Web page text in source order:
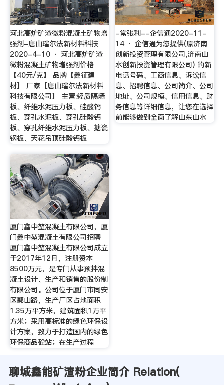
河北高炉矿渣微粉混凝土矿物增
强剂-唐山瑞尔法新材料科技
2020-4-10 · 河北高炉矿渣
微粉混凝土矿物增强剂价格
【40元/克】 品牌【鑫征建
材】 厂家【唐山瑞尔法新材料
科技有限公司】 主营:轻质隔墙
板、纤维水泥压力板、硅酸钙
板、穿孔水泥板、穿孔硅酸钙
板、穿孔纤维水泥压力板、搪瓷
钢板、天花吊顶硅酸钙板
-常张利--企信通2020-11-
14 · 企信通为您提供(原济南
创新投资管理有限公司,济南山
水创新投资管理有限公司) 的新
电话号码、工商信息、诉讼信
息、招聘信息、公司简介、公司
地址、公司规模、信用信息、财
务信息等详细信息，让您在选择
前能够做到全面了解山东山水
厦门鑫中堃混凝土有限公司，厦
门鑫中堃混凝土有限公司招聘
厦门鑫中堃混凝土有限公司成立
于2017年12月，注册资本
8500万元，是专门从事预拌混
凝土设计、生产和销售的股份制
有限公司。公司位于厦门市同安
区郭山路，生产厂区占地面积
1.35万平方米，建筑面积1万平
方米；采用高标准的绿色环保设
计方案，致力于打造国内的绿色
环保商品砼站；在生产过程
聊城鑫能矿渣粉企业简介 Relation(